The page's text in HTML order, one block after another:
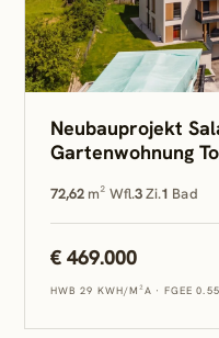
Neubauprojekt
Gartenwohnung
72,62 m² Wfl.3Zi.1 Bad
€ 469.000
HWB 29 KWH/M²A · FGEE 0.55